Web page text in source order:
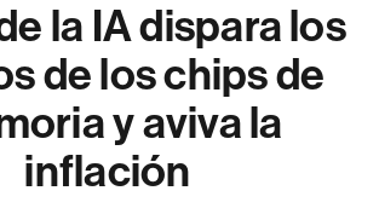
la IA dispara los
de los chips de
y aviva la
inflación